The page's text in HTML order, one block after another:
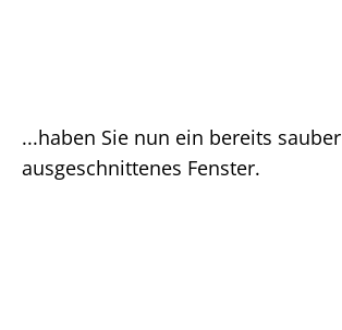
...haben Sie nun ein bereits sauber
ausgeschnittenes Fenster.